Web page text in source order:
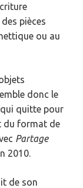
pièces
ou au
donc le
quitte pour
du format de
Partage
2010.
de son